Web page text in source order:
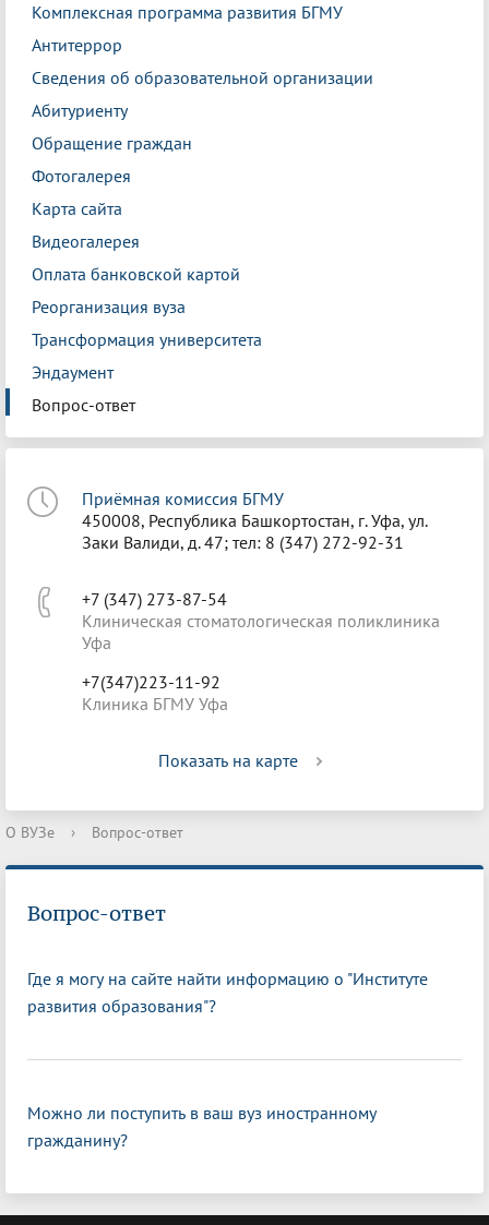
Комплексная программа развития БГМУ
Антитеррор
Сведения об образовательной организации
Абитуриенту
Обращение граждан
Фотогалерея
Карта сайта
Видеогалерея
Оплата банковской картой
Реорганизация вуза
Трансформация университета
Эндаумент
Вопрос-ответ
Приёмная комиссия БГМУ
450008, Республика Башкортостан, г. Уфа, ул.
Заки Валиди, д. 47; тел: 8 (347) 272-92-31
+7 (347) 273-87-54
Клиническая стоматологическая поликлиника
Уфа
+7(347)223-11-92
Клиника БГМУ Уфа
Показать на карте
О ВУЗе › Вопрос-ответ
Вопрос-ответ
Где я могу на сайте найти информацию о "Институте
развития образования"?
Можно ли поступить в ваш вуз иностранному
гражданину?